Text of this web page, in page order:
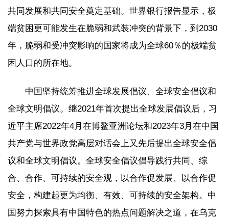
共同发展和共同安全奠定基础。世界银行报告显示，极
端贫困更可能发生在脆弱和武装冲突的背景下，到2030
年，脆弱和受冲突影响的国家将成为全球60％的极端贫
困人口的所在地。
中国坚持统筹推进全球发展倡议、全球安全倡议和
全球文明倡议。继2021年首次提出全球发展倡议后，习
近平主席2022年4月在博鳌亚洲论坛和2023年3月在中国
共产党与世界政党高层对话会上又先后提出全球安全倡
议和全球文明倡议。全球安全倡议倡导践行共同、综
合、合作、可持续的安全观，以合作促发展、以合作促
安全，构建起更为均衡、有效、可持续的安全架构。中
国努力探索具有中国特色的热点问题解决之道，在乌克